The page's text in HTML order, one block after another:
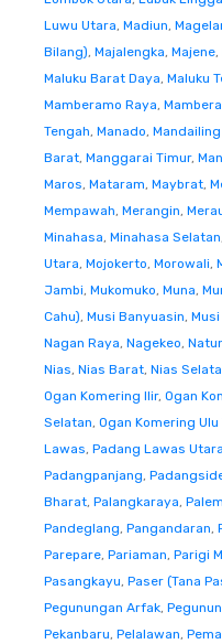
Luwu Utara, Madiun,
Bilang), Majalengka, Majene,
Maluku Barat Daya, Maluku
Mamberamo Raya,
Tengah, Manado,
Barat, Manggarai Timur,
Maros, Mataram, Maybrat,
Mempawah, Merangin,
Minahasa, Minahasa Selatan
Utara, Mojokerto, Morowali,
Jambi, Mukomuko, Muna,
Cahu), Musi Banyuasin,
Nagan Raya, Nagekeo,
Nias, Nias Barat, Nias
Ogan Komering Ilir, Ogan
Selatan, Ogan Komering Ulu
Lawas, Padang Lawas Utara
Padangpanjang,
Bharat, Palangkaraya,
Pandeglang, Pangandaran,
Parepare, Pariaman, Parigi
Pasangkayu, Paser (Tana
Pegunungan Arfak,
Pekanbaru, Pelalawan,